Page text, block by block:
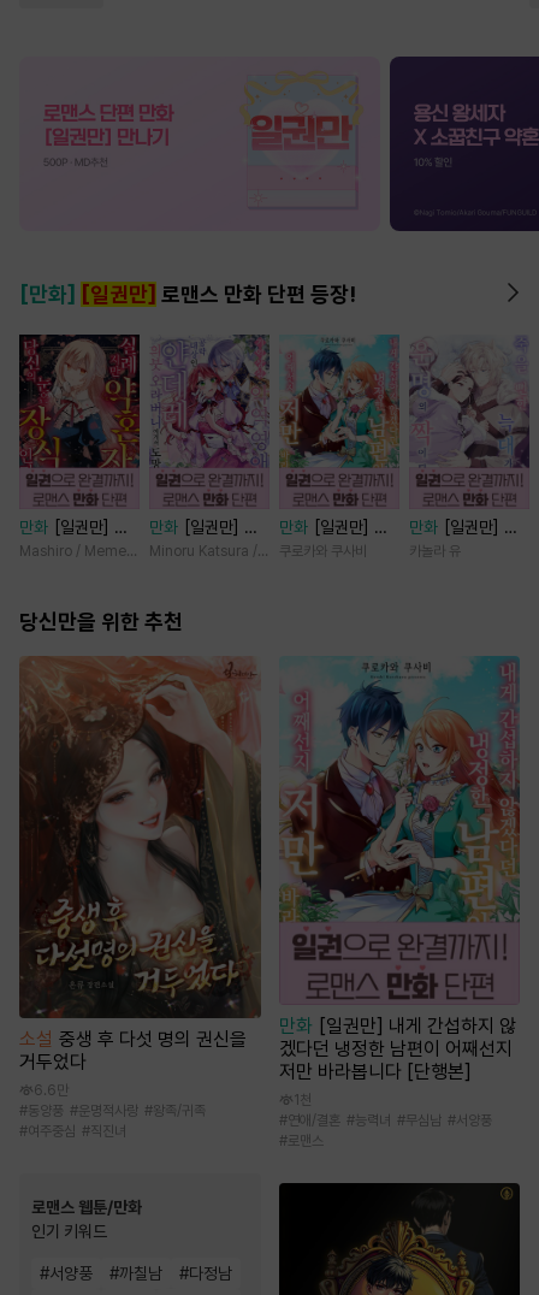
[만화] [일권만] 로맨스 만화 단편 등장!
만화
[일권만] 실
례지만 약혼자님,
Mashiro / Memeko
만화
[일권만] 기
억상실 악역 영애
니에게서 도망칠
본]
Minoru Katsura / Mizune
만화
[일권만] 내
게 간섭하지 않겠
쿠로카와 쿠사비
만화
[일권만] 죽
을 뻔한 늑대가 운
카놀라 유
당신만을 위한 추천
소설 중생 후 다섯 명의 권신을
거두었다
6.6만
#동양풍 #운명적사랑 #왕족/귀족
#여주중심 #직진녀
로맨스 웹툰/만화
인기 키워드
#서양풍 #까칠남 #다정남
만화 [일권만] 내게 간섭하지 않
겠다던 냉정한 남편이 어째선지
저만 바라봅니다 [단행본]
1천
#연애/결혼 #능력녀 #무심남 #서양풍
#로맨스